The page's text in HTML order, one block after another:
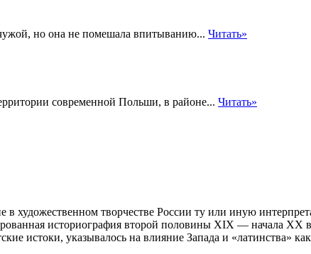
но она не помешала впитыванию... Читать»
современной Польши, в районе... Читать»
художественном творчестве России ту или иную
историография второй половины XIX — начала XX
истоки, указывалось на влияние Запада и «латинства»